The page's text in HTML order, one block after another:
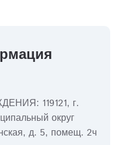
119121, г.
округ
д. 5, помещ. 2ч